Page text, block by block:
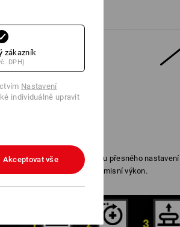
otočným uzávěrem je zárukou přesného nastavení
byl vyvinut pro nekompromisní výkon.
zákazník
DPH)
Nastavení
individuálně upravit
Akceptovat vše